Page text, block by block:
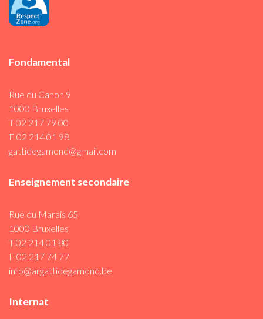
Fondamental
Rue du Canon 9
1000 Bruxelles
T 02 217 79 00
F 02 214 01 98
gattidegamond@gmail.com
Enseignement secondaire
Rue du Marais 65
1000 Bruxelles
T 02 214 01 80
F 02 217 74 77
info@argattidegamond.be
Internat